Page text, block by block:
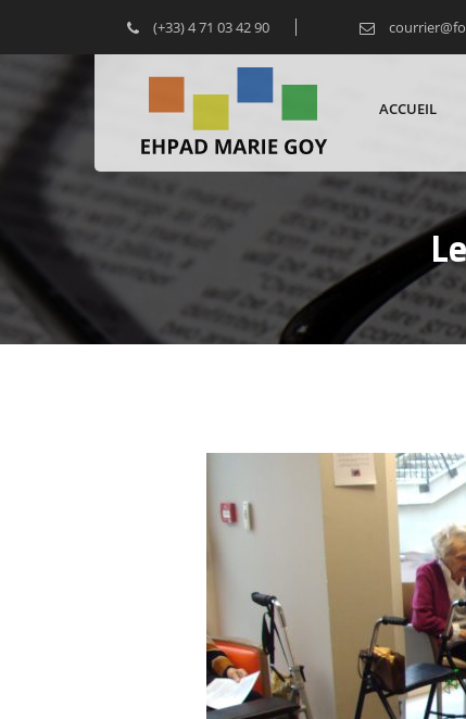
(+33) 4 71 03 42 90
ACCUEIL